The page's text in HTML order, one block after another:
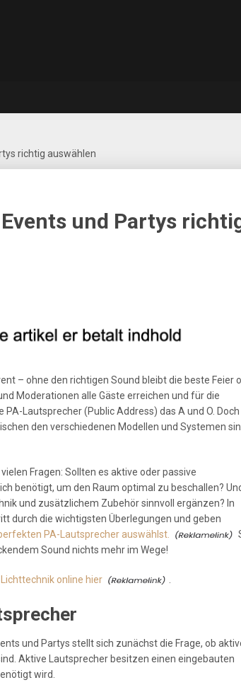
richtig auswählen
und Partys
– ohne den richtigen Sound bleibt die beste Feier
Moderationen alle Gäste erreichen und für die
Lautsprecher (Public Address) das A und O. Doch
den verschiedenen Modellen und Systemen
Fragen: Sollten es aktive oder passive
benötigt, um den Raum optimal zu beschallen?
und zusätzlichem Zubehör sinnvoll ergänzen? In
durch die wichtigsten Überlegungen und geben
PA-Lautsprecher auswählst.
Sound nichts mehr im Wege!
online hier
und Partys stellt sich zunächst die Frage, ob
Aktive Lautsprecher besitzen einen eingebauten
wird.